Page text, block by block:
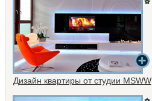
Дизайн квартиры от студии MSWW